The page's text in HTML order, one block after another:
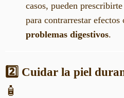
casos, pueden
para contrarrestar efectos
problemas digestivos.
2️⃣ Cuidar la piel
🧴